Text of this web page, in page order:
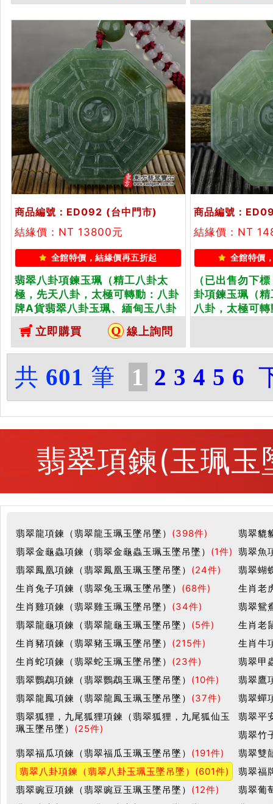
做各種翡翠八卦吊墜玉珮項鍊。★
附A貨翡翠雙證書
項鍊。★附A貨
商品編號：ED092 (台中門市)
結緣價：NT 13800元
全館特價，結緣價再五折起
翡翠八卦項鍊玉珮（精工八卦太
極，先天八卦，太極可轉動：八卦
牌A貨翡翠八卦玉珮、緬甸玉八卦
玉墜）。綠色糯種八卦，ED092。
客製化訂做各種翡翠八卦吊墜玉珮
項鍊。★附A貨翡翠雙證書
立即購買 線上詢問
商品編號：
結緣價：NT
全館特價
（已出售勿下
卦項鍊玉珮（
八卦，太極可
製化訂做各種
鍊。★附A貨翡
共 601 筆 1 2 3 4 5 6
翡翠項鍊(玉珮
翡翠龍項鍊（翡翠龍玉珮玉墜吊墜） (398件)
翡翠貔
翡翠金龜蟲項鍊（翡翠金龜蟲玉珮玉墜吊墜） (1件) 翡翠魚
翡翠鳳凰項鍊（翡翠鳳凰玉珮玉墜吊墜） (24件)
翡翠蝴
生肖兔子項鍊（翡翠兔玉珮玉墜吊墜） (68件)
生肖老
生肖雞項鍊（翡翠雞玉珮玉墜吊墜） (34件)
翡翠鴛
翡翠龍龜項鍊（翡翠龍龜玉珮玉墜吊墜） (5件)
生肖老
生肖豬項鍊（翡翠豬玉珮玉墜吊墜） (215件)
生肖牛
生肖蛇項鍊（翡翠蛇玉珮玉墜吊墜） (23件)
翡翠甲
翡翠鸚鵡項鍊（翡翠鸚鵡玉珮玉墜吊墜） (10件)
翡翠鷹
翡翠龍鳳項鍊（翡翠龍鳳玉珮玉墜吊墜） (37件)
翡翠蟬
翡翠狐狸，九尾狐狸項鍊（翡翠狐狸，九尾狐仙玉
珮玉墜吊墜） (25件)
翡翠平
翡翠竹
翡翠福瓜項鍊（翡翠福瓜玉珮玉墜吊墜） (191件)
翡翠雙
翡翠八卦項鍊（翡翠八卦玉珮玉墜吊墜） (601件)
翡翠福
翡翠豌豆項鍊（翡翠豌豆玉珮玉墜吊墜） (12件)
翡翠葡